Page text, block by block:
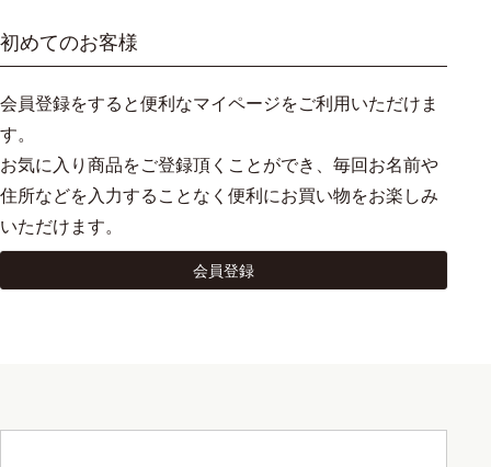
初めてのお客様
会員登録をすると便利なマイページをご利用いただけま
す。
お気に入り商品をご登録頂くことができ、毎回お名前や
住所などを入力することなく便利にお買い物をお楽しみ
いただけます。
会員登録